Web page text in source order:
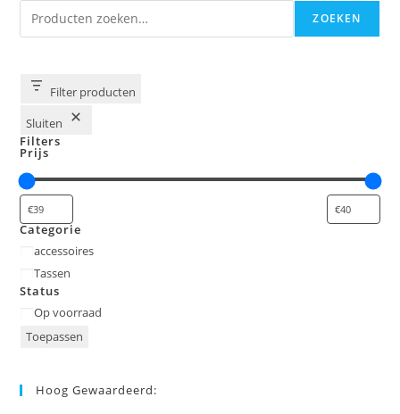
Zoeken ZOEKEN
Filter producten
Sluiten
Filters
Prijs
Categorie
Categorie
accessoires
Tassen
Status
Status
Op voorraad
Toepassen
Hoog Gewaardeerd: